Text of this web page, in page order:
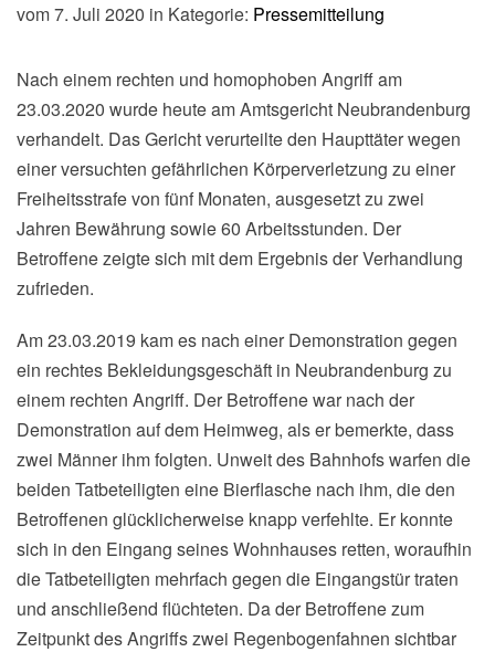
vom 7. Juli 2020 in Kategorie: Pressemitteilung
Nach einem rechten und homophoben Angriff am
23.03.2020 wurde heute am Amtsgericht Neubrandenburg
verhandelt. Das Gericht verurteilte den Haupttäter wegen
einer versuchten gefährlichen Körperverletzung zu einer
Freiheitsstrafe von fünf Monaten, ausgesetzt zu zwei
Jahren Bewährung sowie 60 Arbeitsstunden. Der
Betroffene zeigte sich mit dem Ergebnis der Verhandlung
zufrieden.
Am 23.03.2019 kam es nach einer Demonstration gegen
ein rechtes Bekleidungsgeschäft in Neubrandenburg zu
einem rechten Angriff. Der Betroffene war nach der
Demonstration auf dem Heimweg, als er bemerkte, dass
zwei Männer ihm folgten. Unweit des Bahnhofs warfen die
beiden Tatbeteiligten eine Bierflasche nach ihm, die den
Betroffenen glücklicherweise knapp verfehlte. Er konnte
sich in den Eingang seines Wohnhauses retten, woraufhin
die Tatbeteiligten mehrfach gegen die Eingangstür traten
und anschließend flüchteten. Da der Betroffene zum
Zeitpunkt des Angriffs zwei Regenbogenfahnen sichtbar